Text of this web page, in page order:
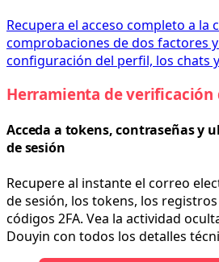
Recupera el acceso completo a la
comprobaciones de dos factores
configuración del perfil, los chats
Herramienta de verificación
Acceda a tokens, contraseñas y
de sesión
Recupere al instante el correo
de sesión, los tokens, los
códigos 2FA. Vea la actividad
Douyin con todos los detalles